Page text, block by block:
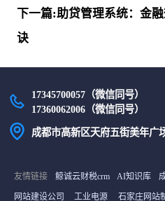
下一篇:助贷管理系统：金
诀
17345700057（微信同号）
17360062006（微信同号）
成都市高新区天府五街美年广
友情链接 鲸诚云财税crm AI知识库
网站建设公司 工业电源 石家庄网站